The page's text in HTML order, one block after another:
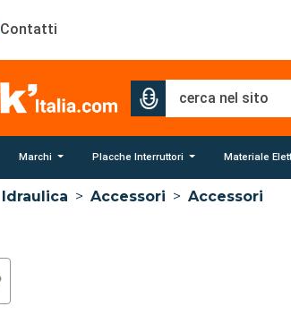
Contatti
Marchi Placche Interruttori Materiale
Idraulica > Accessori > Accessori